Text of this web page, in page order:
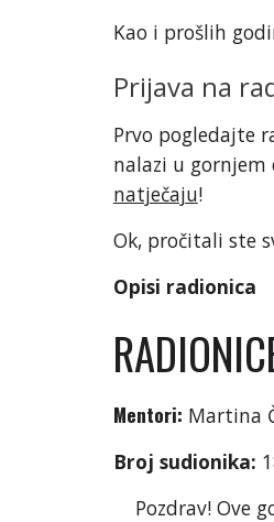
Kao i prošlih
Prijava na
Prvo pogledajte
nalazi u gornjem
natječaju!
Ok, pročitali ste
Opisi radionica
Mentori: Martina
Broj sudionika:
Pozdrav! Ove